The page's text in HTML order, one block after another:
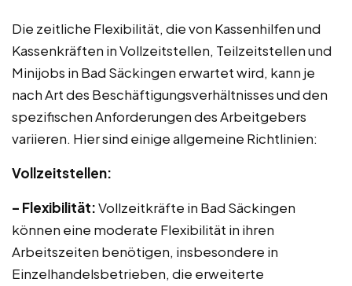
Die zeitliche Flexibilität, die von Kassenhilfen und
Kassenkräften in Vollzeitstellen, Teilzeitstellen und
Minijobs in Bad Säckingen erwartet wird, kann je
nach Art des Beschäftigungsverhältnisses und den
spezifischen Anforderungen des Arbeitgebers
variieren. Hier sind einige allgemeine Richtlinien:
Vollzeitstellen:
– Flexibilität:Vollzeitkräfte in Bad Säckingen
können eine moderate Flexibilität in ihren
Arbeitszeiten benötigen, insbesondere in
Einzelhandelsbetrieben, die erweiterte